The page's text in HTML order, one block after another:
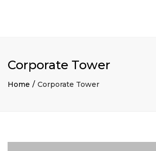
Corporate Tower
Home Corporate Tower